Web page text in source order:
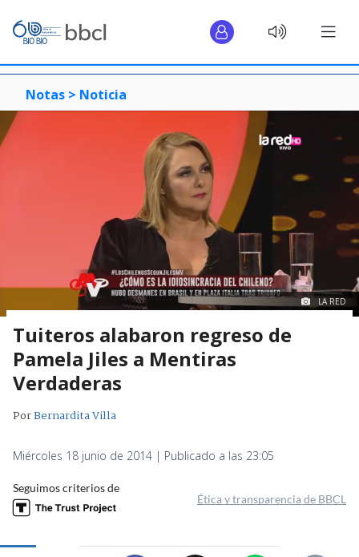
Notas > Noticia
LA RED
Tuiteros alabaron regreso de
Pamela Jiles a Mentiras
Verdaderas
PorBernardita Villa
Miércoles 18 junio de 2014 | Publicado a las 23:05
Seguimos criterios de
Ética y transparencia de BBCL